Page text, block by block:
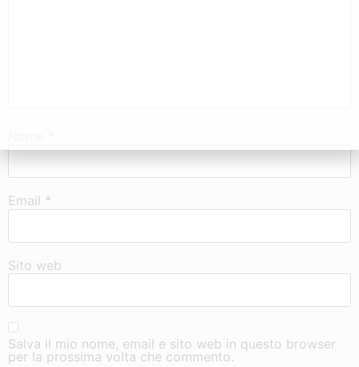
Email *
Sito web
Salva il mio nome, email e sito web in questo browser
per la prossima volta che commento.